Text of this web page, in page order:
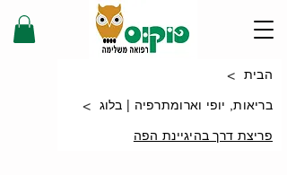
הבית >
בריאות, יופי וארומתרפיה | בלוג >
פריצת דרך בהיגיינת הפה